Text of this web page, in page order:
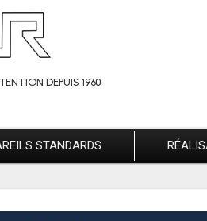
DEPUIS 1960
STANDARDS